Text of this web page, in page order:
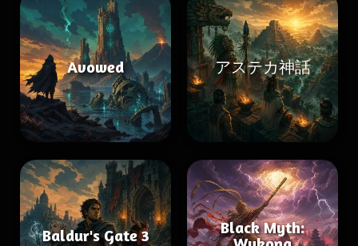
Avowed アステカ神話
Baldur's Gate 3
Black Myth: